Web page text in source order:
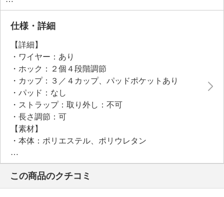
り。自然な上向きバストラインを作るとともに、バス
ト揺れが気になる方にもおすすめの機能性の高いブラ
●ブラジャー相当サイズを参考に、特にアンダーをメイ
ンに選んでください。
２つの選択肢のある場合、着心地のきつめ緩めのお
好みで選択してください。
仕様・詳細
【詳細】
・ワイヤー：あり
・ホック：２個４段階調節
・カップ：３／４カップ、パッドポケットあり
・パッド：なし
・ストラップ：取り外し：不可
・長さ調節：可
【素材】
・本体：ポリエステル、ポリウレタン
・カップ内側：ポリエステル６５％、綿３５％
【メンテナンス（絵表示ラベル）】
・手洗い：可
・漂白処理：塩素系・酸素系漂白不可
この商品のクチコミ